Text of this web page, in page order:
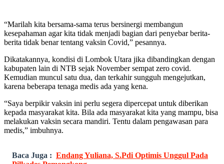
“Marilah kita bersama-sama terus bersinergi membangun
kesepahaman agar kita tidak menjadi bagian dari penyebar berita-
berita tidak benar tentang vaksin Covid,” pesannya.
Dikatakannya, kondisi di Lombok Utara jika dibandingkan dengan
kabupaten lain di NTB sejak November sempat zero covid.
Kemudian muncul satu dua, dan terkahir sungguh mengejutkan,
karena beberapa tenaga medis ada yang kena.
“Saya berpikir vaksin ini perlu segera dipercepat untuk diberikan
kepada masyarakat kita. Bila ada masyarakat kita yang mampu, bisa
melakukan vaksin secara mandiri. Tentu dalam pengawasan para
medis,” imbuhnya.
Baca Juga : Endang Yuliana, S.Pdi Optimis Unggul Pada